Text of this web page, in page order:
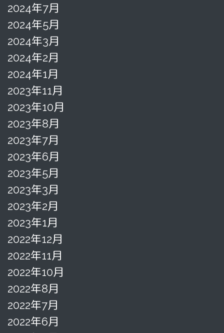
2024年7月
2024年5月
2024年3月
2024年2月
2024年1月
2023年11月
2023年10月
2023年8月
2023年7月
2023年6月
2023年5月
2023年3月
2023年2月
2023年1月
2022年12月
2022年11月
2022年10月
2022年8月
2022年7月
2022年6月